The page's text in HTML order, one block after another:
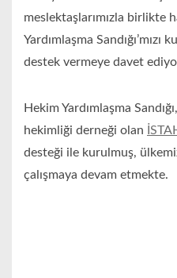
meslektaşlarımızla birlikte
Yardımlaşma
destek vermeye davet
Hekim Yardımlaşma
hekimliği derneği olan
desteği ile kurulmuş,
çalışmaya devam etmekte.